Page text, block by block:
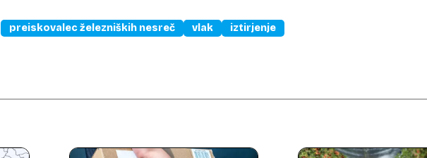
preiskovalec železniških nesreč vlak iztirjenje